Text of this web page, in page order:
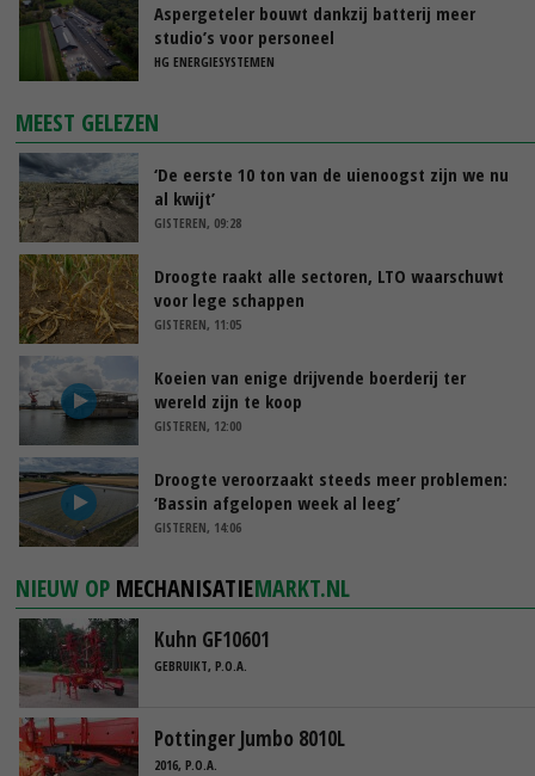
Aspergeteler bouwt dankzij batterij meer
studio’s voor personeel
HG ENERGIESYSTEMEN
MEEST GELEZEN
‘De eerste 10 ton van de uienoogst zijn we nu
al kwijt’
GISTEREN, 09:28
Droogte raakt alle sectoren, LTO waarschuwt
voor lege schappen
GISTEREN, 11:05
Koeien van enige drijvende boerderij ter
wereld zijn te koop
GISTEREN, 12:00
Droogte veroorzaakt steeds meer problemen:
‘Bassin afgelopen week al leeg’
GISTEREN, 14:06
NIEUW OP MECHANISATIEMARKT.NL
Kuhn GF10601
GEBRUIKT, P.O.A.
Pottinger Jumbo 8010L
2016, P.O.A.